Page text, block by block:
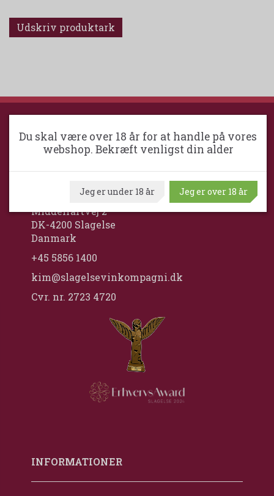
Udskriv produktark
SLAGELSE VINKOMPAGNI
Slagelse VinKompagni ApS / Maximum
Middelfartvej 2
DK-4200 Slagelse
Danmark
+45 5856 1400
kim@slagelsevinkompagni.dk
Cvr. nr. 2723 4720
INFORMATIONER
Du skal være over 18 år for at handle på vores
webshop. Bekræft venligst din alder
Jeg er under 18 år Jeg er over 18 år